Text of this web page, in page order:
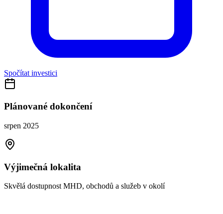
Spočítat investici
Plánované dokončení
srpen 2025
Výjimečná lokalita
Skvělá dostupnost MHD, obchodů a služeb v okolí